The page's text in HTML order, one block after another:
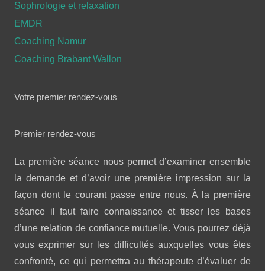
Sophrologie et relaxation
EMDR
Coaching Namur
Coaching Brabant Wallon
Votre premier rendez-vous
Premier rendez-vous
La première séance nous permet d’examiner ensemble
la demande et d’avoir une première impression sur la
façon dont le courant passe entre nous. À la première
séance il faut faire connaissance et tisser les bases
d’une relation de confiance mutuelle. Vous pourrez déjà
vous exprimer sur les difficultés auxquelles vous êtes
confronté, ce qui permettra au thérapeute d’évaluer de